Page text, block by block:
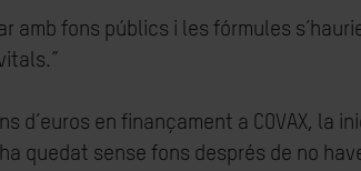
amb fons públics i les fórmules
d’euros en finançament a COVAX,
quedat sense fons després de no